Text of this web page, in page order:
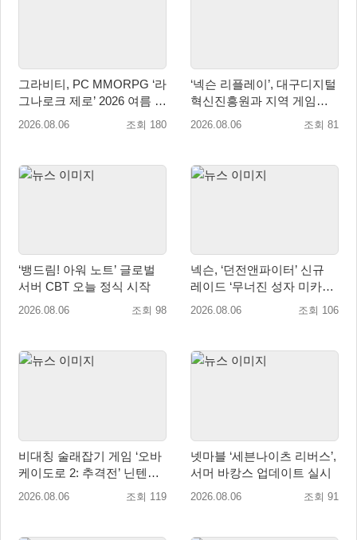
그라비티, PC MMORPG ‘라
그나로크 제로’ 2026 여름 프
로모션 진행!
2026.08.06 조회 180
‘넥슨 리플레이’, 대구디지털
혁신진흥원과 지역 게임산
업 육성 위한 업무협약 체결
2026.08.06 조회 81
‘뱅드림! 아워 노트’ 글로벌
서버 CBT 오늘 정식 시작
2026.08.06 조회 98
넥슨, ‘던전앤파이터’ 신규
레이드 ‘무너진 성자 미카엘
라’ 업데이트!
2026.08.06 조회 106
비대칭 술래잡기 게임 ‘오바
케이도로 2: 추격전’ 닌텐도
eShop 출시
2026.08.06 조회 119
넷마블 ‘세븐나이츠 리버스’,
서머 바캉스 업데이트 실시
2026.08.06 조회 91